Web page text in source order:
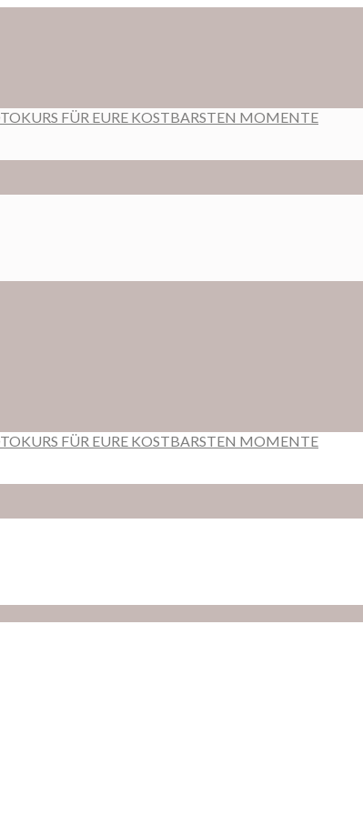
FÜR EURE KOSTBARSTEN MOMENTE
FÜR EURE KOSTBARSTEN MOMENTE